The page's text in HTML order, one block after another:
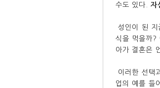
수도 있다. 자
성인이 된
식을 먹을까?
아가 결혼은
이러한 선택
업의 예를 들